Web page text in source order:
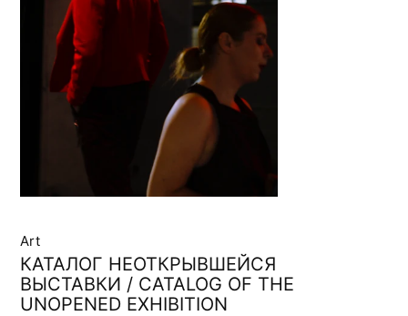
Art
КАТАЛОГ НЕОТКРЫВШЕЙСЯ
ВЫСТАВКИ / CATALOG OF THE
UNOPENED EXHIBITION